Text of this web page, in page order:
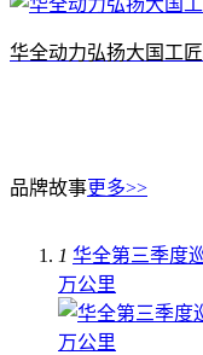
华全动力弘扬大国工
品牌故事更多>>
1 华全第三季度
万公里